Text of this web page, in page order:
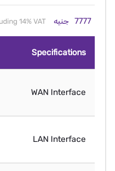
7777 جنيه 14% VAT
Specifications
WAN Interface
LAN Interface